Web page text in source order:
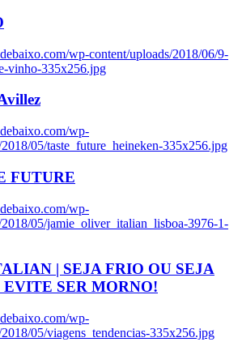
wp-content/uploads/2018/06/9-
vinho-335x256.jpg
wp-
05/taste_future_heineken-335x256.jpg
FUTURE
wp-
05/jamie_oliver_italian_lisboa-3976-1-
| SEJA FRIO OU SEJA
SER MORNO!
wp-
05/viagens_tendencias-335x256.jpg